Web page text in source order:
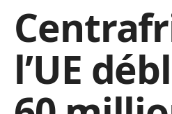
l’UE